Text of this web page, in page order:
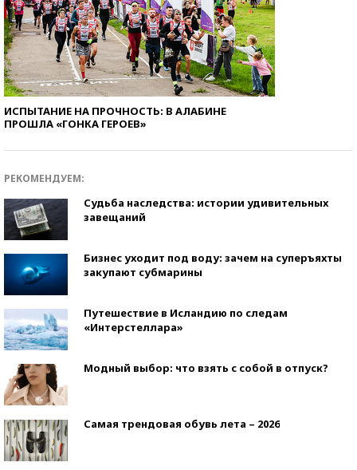
ИСПЫТАНИЕ НА ПРОЧНОСТЬ: В АЛАБИНЕ
ПРОШЛА «ГОНКА ГЕРОЕВ»
РЕКОМЕНДУЕМ:
Судьба наследства: истории удивительных
завещаний
Бизнес уходит под воду: зачем на суперъяхты
закупают субмарины
Путешествие в Исландию по следам
«Интерстеллара»
Модный выбор: что взять с собой в отпуск?
Самая трендовая обувь лета – 2026